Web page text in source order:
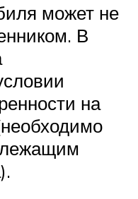
может не
В
на